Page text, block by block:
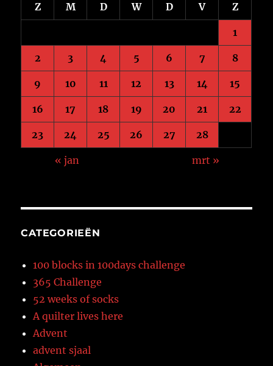
Z M D W D V Z
1
2 3 4 5 6 7 8
9 10 11 12 13 14 15
16 17 18 19 20 21 22
23 24 25 26 27 28
« jan mrt »
CATEGORIEËN
100 blocks in 100days challenge
365 Challenge
52 weeks of socks
A quilter lives here
Advent
advent sjaal